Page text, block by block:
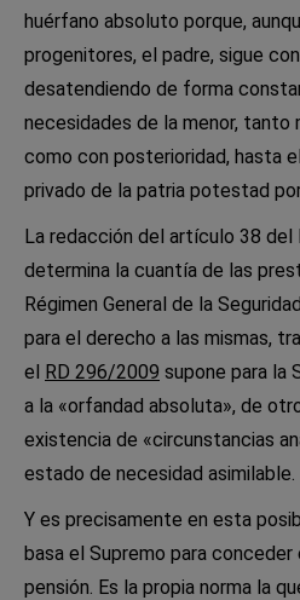
huérfano absoluto porque,
progenitores, el padre, sigue
desatendiendo de forma
necesidades de la menor, tanto
como con posterioridad, hasta
privado de la patria potestad
La redacción del artículo 38 del
determina la cuantía de las
Régimen General de la
para el derecho a las mismas,
el RD 296/2009 supone para la
a la «orfandad absoluta», de
existencia de «circunstancias
estado de necesidad asimilable.
Y es precisamente en esta
basa el Supremo para
pensión. Es la propia norma la